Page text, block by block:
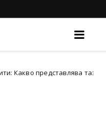
тази финансова